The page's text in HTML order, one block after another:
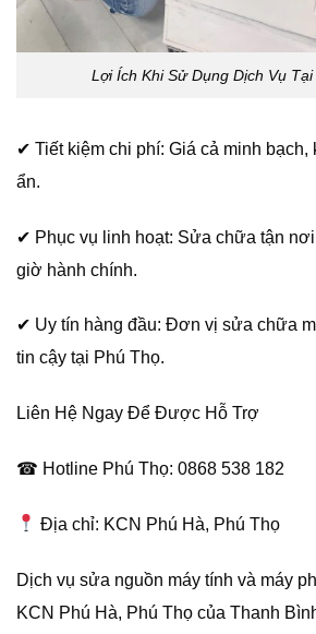
Lợi Ích Khi Sử Dụng Dịch Vụ
✔ Tiết kiệm chi phí: Giá cả minh bạch,
ẩn.
✔ Phục vụ linh hoạt: Sửa chữa tận
giờ hành chính.
✔ Uy tín hàng đầu: Đơn vị sửa chữa
tin cậy tại Phú Thọ.
Liên Hệ Ngay Để Được Hỗ Trợ
☎ Hotline Phú Thọ: 0868 538 182
Địa chỉ: KCN Phú Hà, Phú Thọ
Dịch vụ sửa nguồn máy tính và máy
KCN Phú Hà, Phú Thọ của Thanh